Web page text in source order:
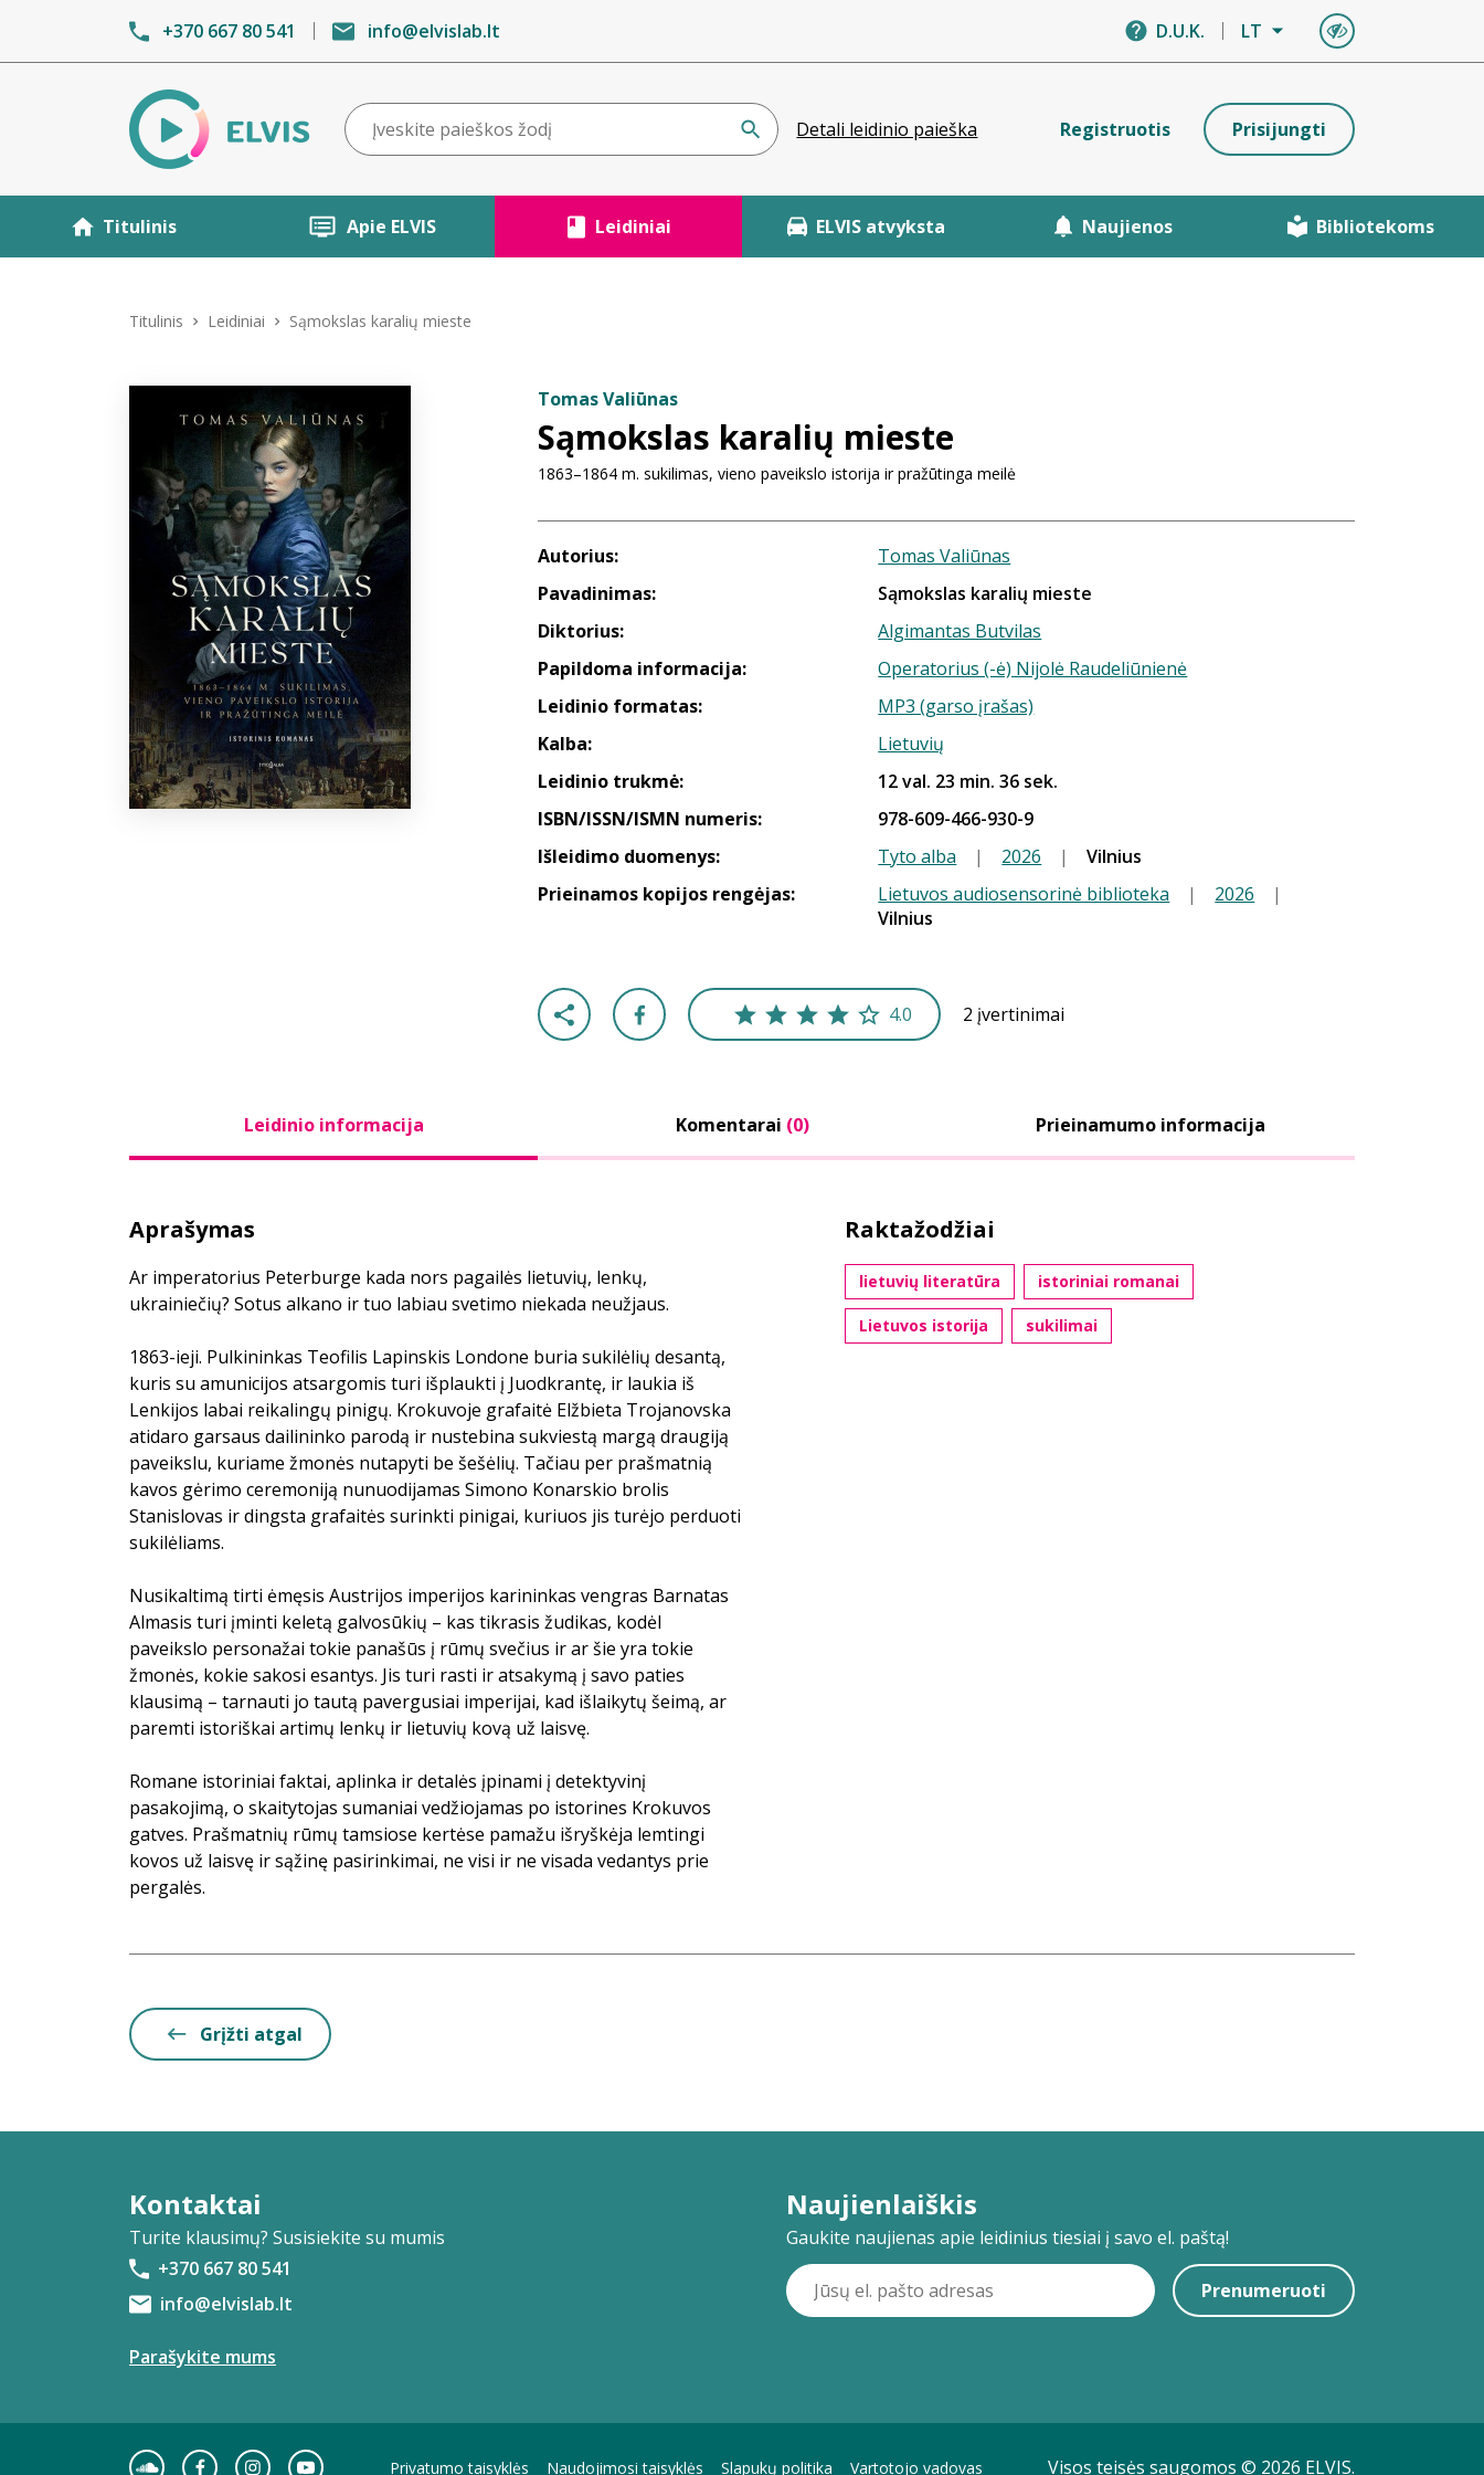
+370 667 80 541 info@elvislab.lt D.U.K. LT
Detali leidinio paieška Registruotis Prisijungti
Titulinis Apie ELVIS Leidiniai ELVIS atvyksta Naujienos Bibliotekoms
Titulinis Leidiniai Sąmokslas karalių mieste
Tomas Valiūnas
Sąmokslas karalių mieste
1863–1864 m. sukilimas, vieno paveikslo istorija ir pražūtinga meilė
Autorius:
Tomas Valiūnas
Pavadinimas:
Sąmokslas karalių mieste
Diktorius:
Algimantas Butvilas
Papildoma informacija:
Operatorius (-ė) Nijolė Raudeliūnienė
Leidinio formatas:
MP3 (garso įrašas)
Kalba:
Lietuvių
Leidinio trukmė:
12 val. 23 min. 36 sek.
ISBN/ISSN/ISMN numeris:
978-609-466-930-9
Išleidimo duomenys:
Tyto alba | 2026 |
Vilnius
Prieinamos kopijos rengėjas:
Lietuvos audiosensorinė biblioteka | 2026
|
Vilnius
4.0 2 įvertinimai
Leidinio informacija Komentarai (0) Prieinamumo informacija
Aprašymas
Ar imperatorius Peterburge kada nors pagailės lietuvių, lenkų,
ukrainiečių? Sotus alkano ir tuo labiau svetimo niekada neužjaus.
1863-ieji. Pulkininkas Teofilis Lapinskis Londone buria sukilėlių desantą,
kuris su amunicijos atsargomis turi išplaukti į Juodkrantę, ir laukia iš
Lenkijos labai reikalingų pinigų. Krokuvoje grafaitė Elžbieta Trojanovska
atidaro garsaus dailininko parodą ir nustebina sukviestą margą draugiją
paveikslu, kuriame žmonės nutapyti be šešėlių. Tačiau per prašmatnią
kavos gėrimo ceremoniją nunuodijamas Simono Konarskio brolis
Stanislovas ir dingsta grafaitės surinkti pinigai, kuriuos jis turėjo perduoti
sukilėliams.
Nusikaltimą tirti ėmęsis Austrijos imperijos karininkas vengras Barnatas
Almasis turi įminti keletą galvosūkių – kas tikrasis žudikas, kodėl
paveikslo personažai tokie panašūs į rūmų svečius ir ar šie yra tokie
žmonės, kokie sakosi esantys. Jis turi rasti ir atsakymą į savo paties
klausimą – tarnauti jo tautą pavergusiai imperijai, kad išlaikytų šeimą, ar
paremti istoriškai artimų lenkų ir lietuvių kovą už laisvę.
Romane istoriniai faktai, aplinka ir detalės įpinami į detektyvinį
pasakojimą, o skaitytojas sumaniai vedžiojamas po istorines Krokuvos
gatves. Prašmatnių rūmų tamsiose kertėse pamažu išryškėja lemtingi
kovos už laisvę ir sąžinę pasirinkimai, ne visi ir ne visada vedantys prie
pergalės.
Raktažodžiai
lietuvių literatūra istoriniai romanai
Lietuvos istorija sukilimai
Grįžti atgal
Kontaktai
Turite klausimų? Susisiekite su mumis
+370 667 80 541
info@elvislab.lt
Parašykite mums
Naujienlaiškis
Gaukite naujienas apie leidinius tiesiai į savo el. paštą!
Prenumeruoti
Visos teisės saugomos © 2026 ELVIS.
Privatumo taisyklės Naudojimosi taisyklės Slapukų politika Vartotojo vadovas